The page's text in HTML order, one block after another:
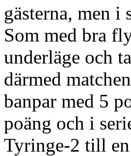
gästerna, men
Som med bra
underläge och
därmed
banpar med 5
poäng och i
Tyringe-2 till